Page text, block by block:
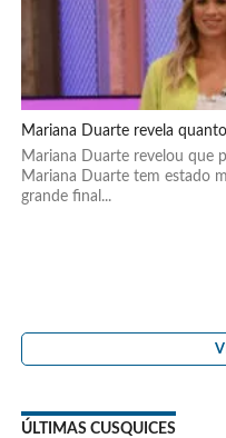
Mariana Duarte revela
Mariana Duarte revelou que
Mariana Duarte tem estado
grande final...
ÚLTIMAS CUSQUICES